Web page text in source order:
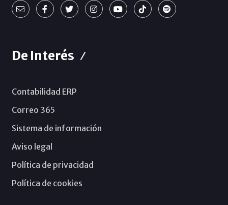
De Interés
Contabilidad ERP
Correo 365
Sistema de información
Aviso legal
Política de privacidad
Política de cookies